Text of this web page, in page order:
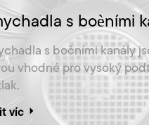
s boèními
s bočními kanály
vhodné pro vysoký
víc